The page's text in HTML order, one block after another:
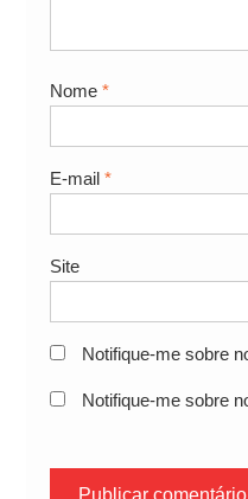
Nome *
E-mail *
Site
Notifique-me sobre
Notifique-me sobre